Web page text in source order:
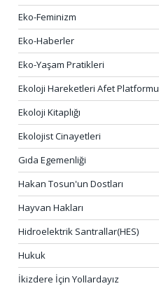
Eko-Feminizm
Eko-Haberler
Eko-Yaşam Pratikleri
Ekoloji Hareketleri Afet Platformu
Ekoloji Kitaplığı
Ekolojist Cinayetleri
Gıda Egemenliği
Hakan Tosun'un Dostları
Hayvan Hakları
Hidroelektrik Santrallar(HES)
Hukuk
İkizdere İçin Yollardayız